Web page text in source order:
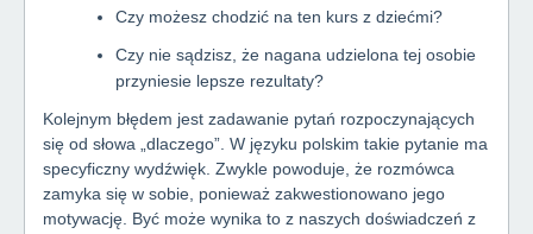
Czy możesz chodzić na ten kurs z dziećmi?
Czy nie sądzisz, że nagana udzielona tej osobie
przyniesie lepsze rezultaty?
Kolejnym błędem jest zadawanie pytań rozpoczynających
się od słowa „dlaczego”. W języku polskim takie pytanie ma
specyficzny wydźwięk. Zwykle powoduje, że rozmówca
zamyka się w sobie, ponieważ zakwestionowano jego
motywację. Być może wynika to z naszych doświadczeń z